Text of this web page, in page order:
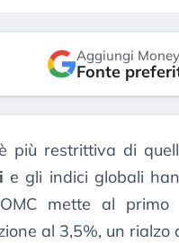
Aggiungi
Fonte
più restrittiva di
e gli indici globali
mette al
al 3,5%, un rialzo